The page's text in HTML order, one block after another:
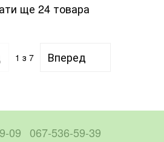
ще 24 товара
1 з 7 Вперед
09 067-536-59-39